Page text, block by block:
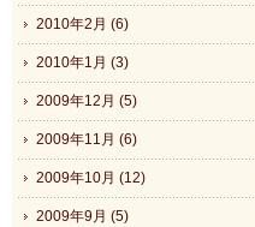
2010年2月 (6)
2010年1月 (3)
2009年12月 (5)
2009年11月 (6)
2009年10月 (12)
2009年9月 (5)